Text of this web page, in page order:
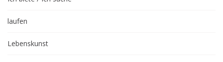
laufen
Lebenskunst